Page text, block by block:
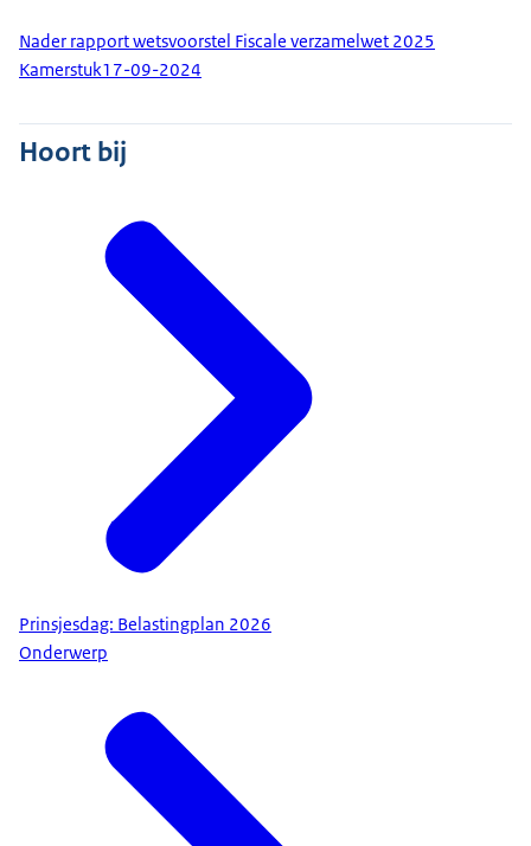
Nader rapport wetsvoorstel Fiscale verzamelwet 2025
Kamerstuk17-09-2024
Hoort bij
Prinsjesdag: Belastingplan 2026
Onderwerp